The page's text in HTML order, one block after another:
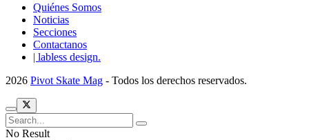
Quiénes Somos
Noticias
Secciones
Contactanos
| labless design.
2026 Pivot Skate Mag - Todos los derechos reservados.
No Result